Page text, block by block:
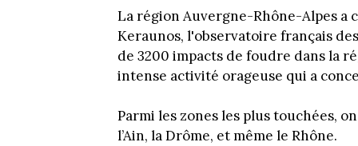
La région Auvergne-Rhône-Alpes
Keraunos, l'observatoire français
de 3200 impacts de foudre dans la
intense activité orageuse qui a
Parmi les zones les plus touchées,
l’Ain, la Drôme, et même le Rhône.